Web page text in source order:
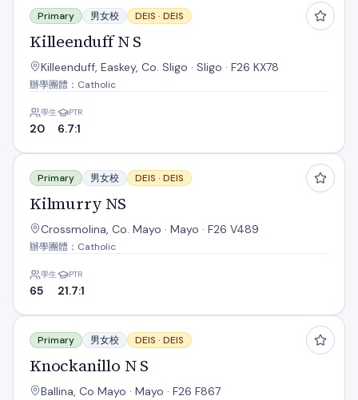
Primary 男女校 DEIS · DEIS
Killeenduff N S
Killeenduff, Easkey, Co. Sligo · Sligo · F26 KX78
辦學團體：Catholic
學生
20
PTR
6.7:1
Kilmurry NS
Primary 男女校 DEIS · DEIS
Kilmurry NS
Crossmolina, Co. Mayo · Mayo · F26 V489
辦學團體：Catholic
學生
65
PTR
21.7:1
Knockanillo N S
Primary 男女校 DEIS · DEIS
Knockanillo N S
Ballina, Co Mayo · Mayo · F26 F867